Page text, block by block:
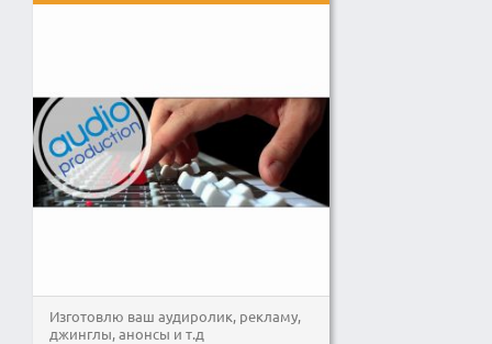
Изготовлю ваш аудиролик, рекламу,
джинглы, анонсы и т.д